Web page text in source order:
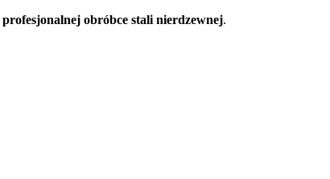
profesjonalnej obróbce stali nierdzewnej.